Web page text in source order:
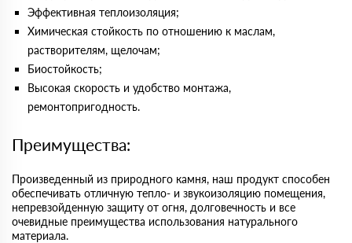
Эффективная теплоизоляция;
Химическая стойкость по отношению к маслам,
растворителям, щелочам;
Биостойкость;
Высокая скорость и удобство монтажа,
ремонтопригодность.
Преимущества:
Произведенный из природного камня, наш продукт способен
обеспечивать отличную тепло- и звукоизоляцию помещения,
непревзойденную защиту от огня, долговечность и все
очевидные преимущества использования натурального
материала.